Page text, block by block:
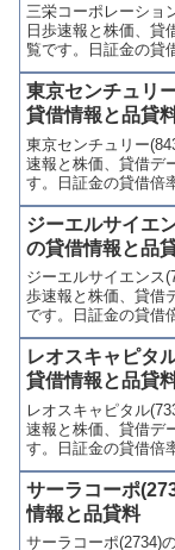
三栄コーポレーショ
日歩速報と株価、貸
覧です。日証金の貸
借残(信用買残、信用
料(逆日歩)、東証の
制(注意喚起・申込停
売り関連情報を集計
わかりやすくまとめ
います。
東京センチュリ
貸借情報と品貸
東京センチュリー
速報と株価、貸借デ
す。日証金の貸借倍
(信用買残、信用売残
(逆日歩)、東証の週
(注意喚起・申込停
り関連情報を集計し
かりやすくまとめて
ます。
ジーエルサイエ
の貸借情報と品
ジーエルサイエンス
歩速報と株価、貸借
です。日証金の貸借
残(信用買残、信用売
(逆日歩)、東証の週
(注意喚起・申込停止)
り関連情報を集計し
かりやすくまとめて
ます。
レオスキャピタ
貸借情報と品貸
レオスキャピタル
速報と株価、貸借デ
す。日証金の貸借倍
(信用買残、信用売残
(逆日歩)、東証の週
(注意喚起・申込停止
り関連情報を集計し
かりやすくまとめて
サーラコーポ
情報と品貸料
サーラコーポ(2734)